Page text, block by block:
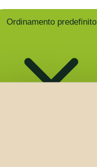
Ordinamento predefinito